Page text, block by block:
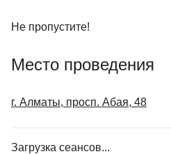
Не пропустите!
Место проведения
г. Алматы, просп. Абая, 48
Загрузка сеансов...